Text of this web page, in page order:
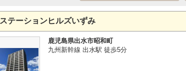
ステーションヒルズいずみ
鹿児島県出水市昭和町
九州新幹線 出水駅 徒歩5分